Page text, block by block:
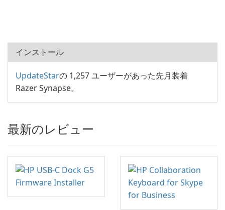
インストール
UpdateStarの 1,257 ユーザーがあった先月装着
Razer Synapse。
最新のレビュー